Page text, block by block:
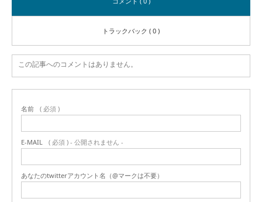
トラックバック ( 0 )
この記事へのコメントはありません。
名前 ( 必須 )
E-MAIL ( 必須 ) - 公開されません -
あなたのtwitterアカウント名（@マークは不要）